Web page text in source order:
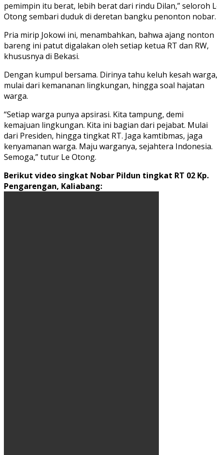
pemimpin itu berat, lebih berat dari rindu Dilan,” seloroh
Otong sembari duduk di deretan bangku penonton nobar.
Pria mirip Jokowi ini, menambahkan, bahwa ajang nonton
bareng ini patut digalakan oleh setiap ketua RT dan RW,
khususnya di Bekasi.
Dengan kumpul bersama. Dirinya tahu keluh kesah warga,
mulai dari kemananan lingkungan, hingga soal hajatan
warga.
“Setiap warga punya apsirasi. Kita tampung, demi
kemajuan lingkungan. Kita ini bagian dari pejabat. Mulai
dari Presiden, hingga tingkat RT. Jaga kamtibmas, jaga
kenyamanan warga. Maju warganya, sejahtera Indonesia.
Semoga,” tutur Le Otong.
Berikut video singkat Nobar Pildun tingkat RT 02 Kp.
Pengarengan, Kaliabang: